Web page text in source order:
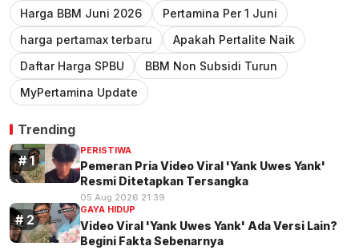
Harga BBM Juni 2026
Pertamina Per 1 Juni
harga pertamax terbaru
Apakah Pertalite Naik
Daftar Harga SPBU
BBM Non Subsidi Turun
MyPertamina Update
Trending
PERISTIWA
Pemeran Pria Video Viral 'Yank Uwes Yank'
Resmi Ditetapkan Tersangka
05 Aug 2026 21:39
GAYA HIDUP
Video Viral 'Yank Uwes Yank' Ada Versi Lain?
Begini Fakta Sebenarnya